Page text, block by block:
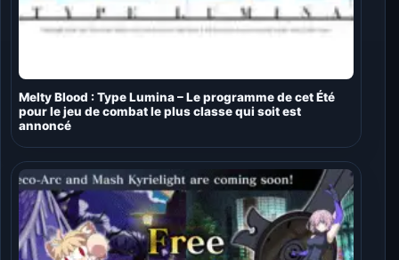
Melty Blood : Type Lumina – Le programme de cet Été
pour le jeu de combat le plus classe qui soit est
annoncé